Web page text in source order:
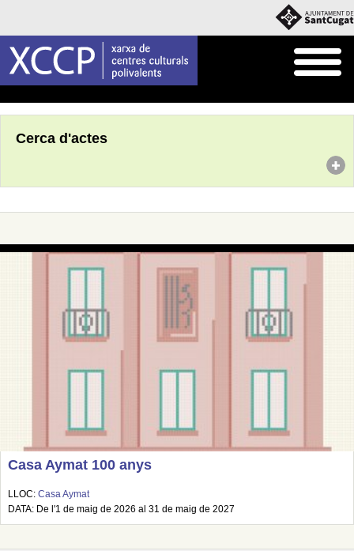
Cerca d'actes
Casa Aymat 100 anys
LLOC: Casa Aymat
DATA: De l'1 de maig de 2026 al 31 de maig de 2027